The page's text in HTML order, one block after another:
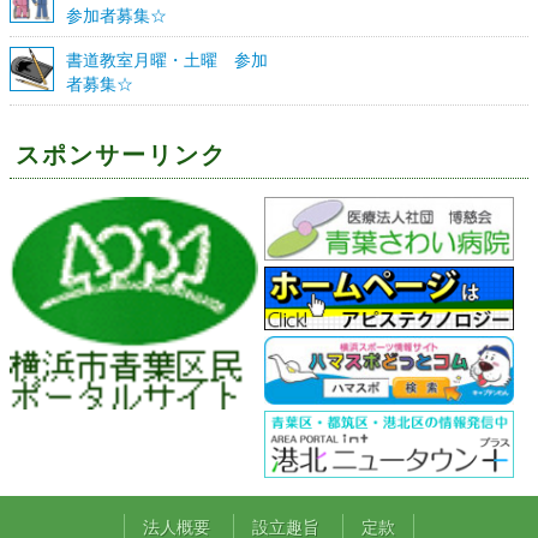
参加者募集☆
書道教室月曜・土曜 参加
者募集☆
スポンサーリンク
法人概要 設立趣旨 定款